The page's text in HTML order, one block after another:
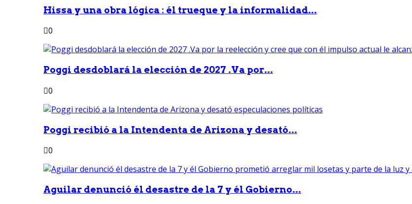
Hissa y una obra lógica : él trueque y la informalidad...
0
Poggi desdoblará la elección de 2027 .Va por...
0
Poggi recibió a la Intendenta de Arizona y desató...
0
Aguilar denunció él desastre de la 7 y él Gobierno...